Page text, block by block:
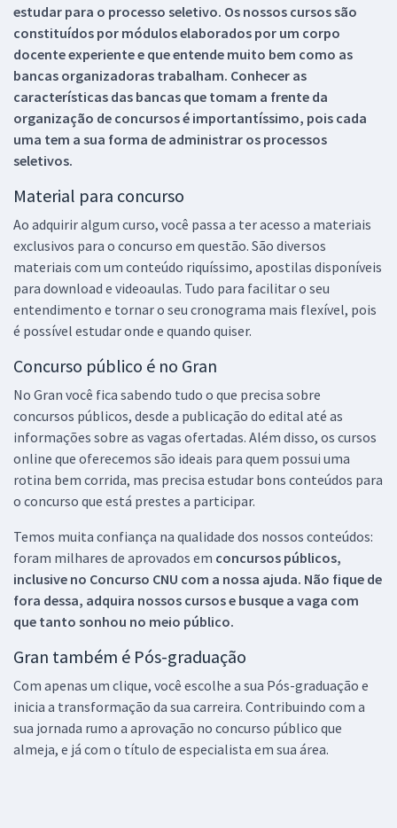
estudar para o processo seletivo. Os nossos cursos são
constituídos por módulos elaborados por um corpo
docente experiente e que entende muito bem como as
bancas organizadoras trabalham. Conhecer as
características das bancas que tomam a frente da
organização de concursos é importantíssimo, pois cada
uma tem a sua forma de administrar os processos
seletivos.
Material para concurso
Ao adquirir algum curso, você passa a ter acesso a materiais
exclusivos para o concurso em questão. São diversos
materiais com um conteúdo riquíssimo, apostilas disponíveis
para download e videoaulas. Tudo para facilitar o seu
entendimento e tornar o seu cronograma mais flexível, pois
é possível estudar onde e quando quiser.
Concurso público é no Gran
No Gran você fica sabendo tudo o que precisa sobre
concursos públicos, desde a publicação do edital até as
informações sobre as vagas ofertadas. Além disso, os cursos
online que oferecemos são ideais para quem possui uma
rotina bem corrida, mas precisa estudar bons conteúdos para
o concurso que está prestes a participar.
Temos muita confiança na qualidade dos nossos conteúdos:
foram milhares de aprovados em concursos públicos,
inclusive no Concurso CNU com a nossa ajuda. Não fique de
fora dessa, adquira nossos cursos e busque a vaga com
que tanto sonhou no meio público.
Gran também é Pós-graduação
Com apenas um clique, você escolhe a sua Pós-graduação e
inicia a transformação da sua carreira. Contribuindo com a
sua jornada rumo a aprovação no concurso público que
almeja, e já com o título de especialista em sua área.